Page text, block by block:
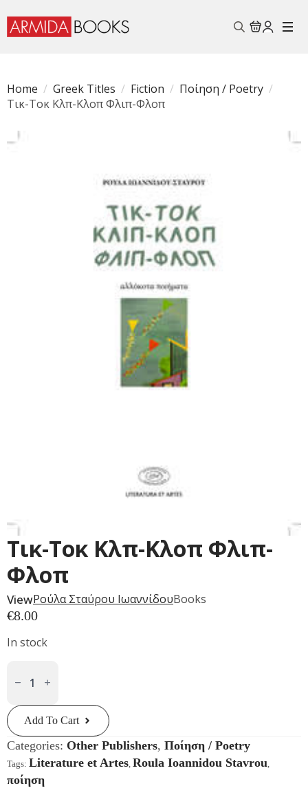
Home
Greek Titles Fiction
Ποίηση / Poetry
Τικ-Τοκ Κλπ-Κλοπ Φλιπ-Φλοπ
Τικ-Τοκ Κλπ-Κλοπ Φλιπ-
Φλοπ
ViewΡούλα Σταύρου ΙωαννίδουBooks
€8.00
In stock
Κλπ-
Φλιπ-
Φλοπ
Quantity
Add To Cart
Categories: Other Publishers, Ποίηση / Poetry
Tags: Literature et Artes, Roula Ioannidou Stavrou,
ποίηση